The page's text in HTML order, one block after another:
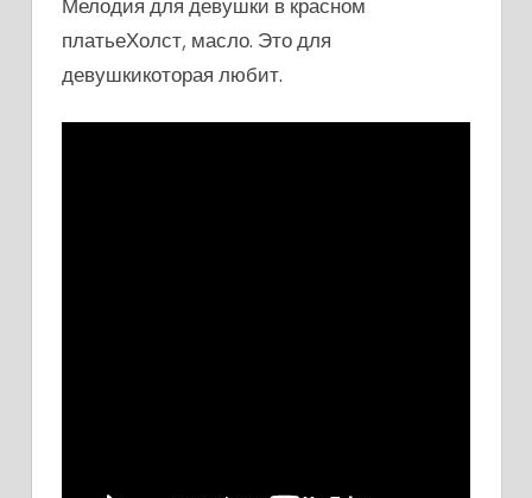
Мелодия для девушки в красном
платьеХолст, масло. Это для
девушкикоторая любит.